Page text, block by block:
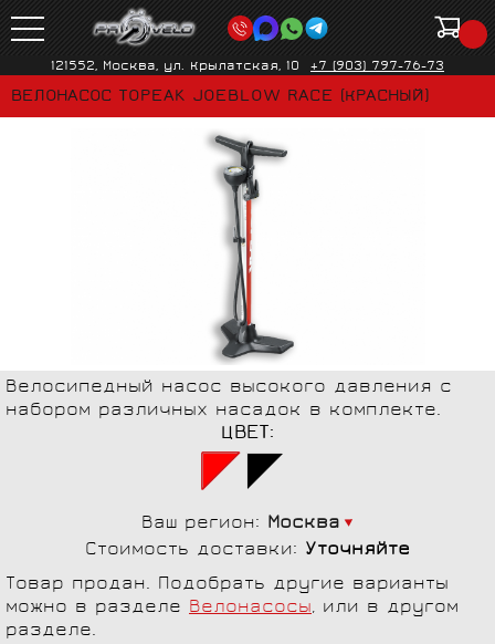
121552, Москва, ул. Крылатская, 10 +7 (903) 797-76-73
ВЕЛОНАСОС TOPEAK JOEBLOW RACE (КРАСНЫЙ)
Велосипедный насос высокого давления с
набором различных насадок в комплекте.
ЦВЕТ:
Ваш регион: Москва
Стоимость доставки: Уточняйте
Товар продан. Подобрать другие варианты
можно в разделе Велонасосы, или в другом
разделе.